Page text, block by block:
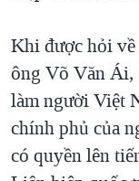
Khi được hỏi về
ông Võ Văn Ái,
làm người Việt
chính phủ của
có quyền lên